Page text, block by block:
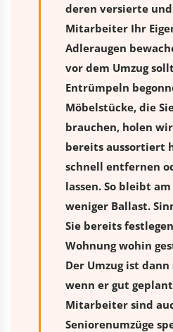
deren versierte
Mitarbeiter Ihr
Adleraugen
vor dem Umzug
Entrümpeln
Möbelstücke, die
brauchen, holen wir
bereits aussortiert
schnell entfernen
lassen. So bleibt
weniger Ballast.
Sie bereits
Wohnung wohin
Der Umzug ist
wenn er gut
Mitarbeiter sind
Seniorenumzüge